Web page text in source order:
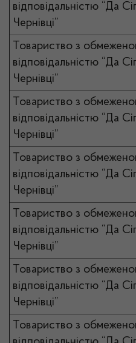
відповідальністю “Да
Чернівці”
Товариство з
відповідальністю “Да
Чернівці”
Товариство з
відповідальністю “Да
Чернівці”
Товариство з
відповідальністю “Да
Чернівці”
Товариство з
відповідальністю “Да
Чернівці”
Товариство з
відповідальністю “Да
Чернівці”
Товариство з